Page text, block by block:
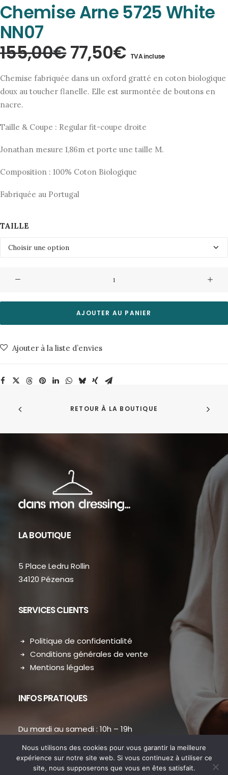
Chemise Arne 5725 White
NN07
155,00€Le
prix
initial
155,00€.
77,50€Le
prix
actuel
77,50€.
TVA incluse
Chemise fabriquée dans un oxford gratté en coton biologique
doux au toucher flanelle. Elle est surmontée de boutons en
nacre.
Taille & Coupe : Regular fit-coupe droite
Jonathan mesure 1,86m et porte une taille M.
Composition : 100% Coton Biologique
Fabriquée au Portugal
TAILLE
Chemise
5725
NN07
AJOUTER AU PANIER
Ajouter à la liste d’envies
RETOUR À LA BOUTIQUE
LA BOUTIQUE
5 Place Ledru Rollin
34120 Pézenas
SERVICES CLIENTS
Politique de confidentialité
Conditions générales de vente
Mentions légales
INFOS PRATIQUES
Du mardi au samedi : 10h – 19h
Téléphone : 04 67 31 38 73
Nous utilisons des cookies pour vous garantir la meilleure
expérience sur notre site web. Si vous continuez à utiliser ce
site, nous supposerons que vous en êtes satisfait.